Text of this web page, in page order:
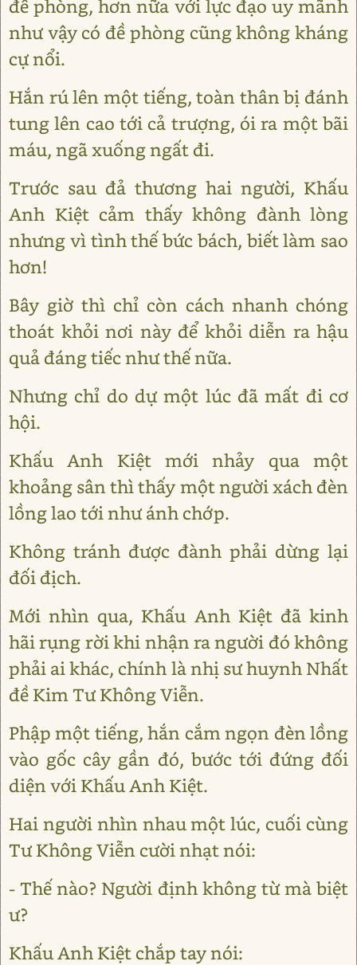
đề phòng, hơn nữa với lực đạo uy mãnh
như vậy có đề phòng cũng không kháng
cự nổi.
Hắn rú lên một tiếng, toàn thân bị đánh
tung lên cao tới cả trượng, ói ra một bãi
máu, ngã xuống ngất đi.
Trước sau đả thương hai người, Khấu
Anh Kiệt cảm thấy không đành lòng
nhưng vì tình thế bức bách, biết làm sao
hơn!
Bây giờ thì chỉ còn cách nhanh chóng
thoát khỏi nơi này để khỏi diễn ra hậu
quả đáng tiếc như thế nữa.
Nhưng chỉ do dự một lúc đã mất đi cơ
hội.
Khấu Anh Kiệt mới nhảy qua một
khoảng sân thì thấy một người xách đèn
lồng lao tới như ánh chớp.
Không tránh được đành phải dừng lại
đối địch.
Mới nhìn qua, Khấu Anh Kiệt đã kinh
hãi rụng rời khi nhận ra người đó không
phải ai khác, chính là nhị sư huynh Nhất
đề Kim Tư Không Viễn.
Phập một tiếng, hắn cắm ngọn đèn lồng
vào gốc cây gần đó, bước tới đứng đối
diện với Khấu Anh Kiệt.
Hai người nhìn nhau một lúc, cuối cùng
Tư Không Viễn cười nhạt nói:
- Thế nào? Người định không từ mà biệt
ư?
Khấu Anh Kiệt chắp tay nói: